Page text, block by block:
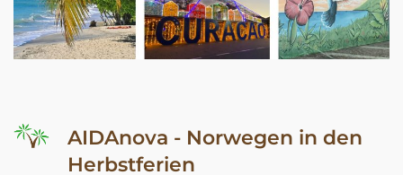
AIDAnova - Norwegen in den
Herbstferien